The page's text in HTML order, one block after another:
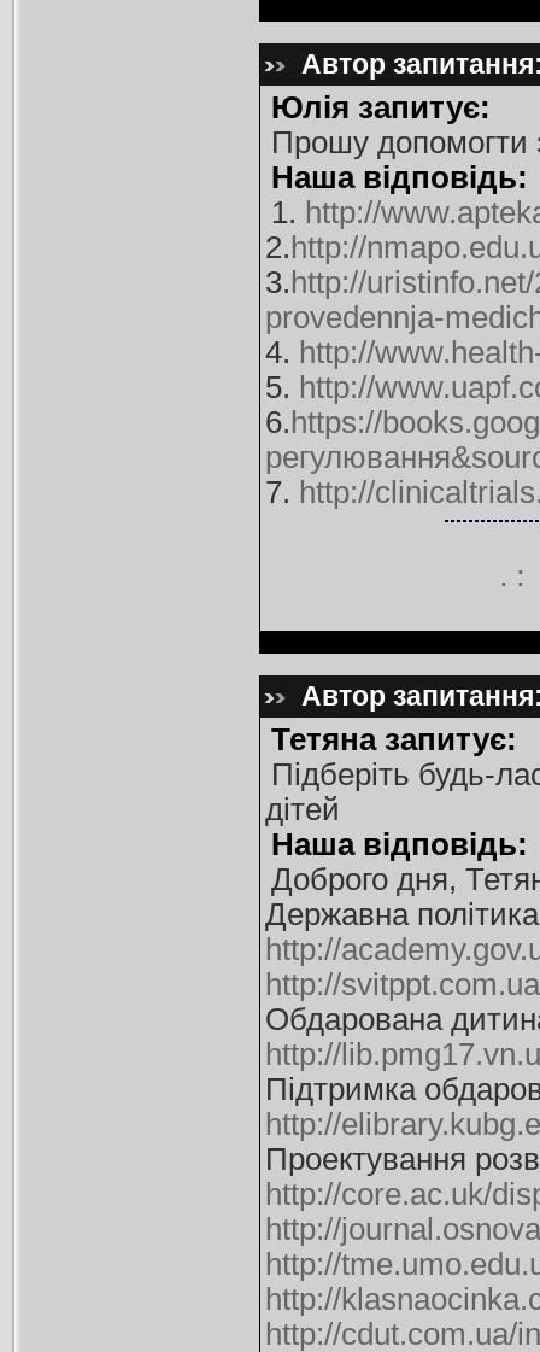
Автор
Юлія запитує:
Прошу допомогти
Наша відповідь:
1. http://
2. http://
3. http://
provedennja-
4. http://
5. http://
6. https://
7. http://
Автор
Тетяна запитує:
Підберіть будь-
дітей
Наша відповідь:
Доброго дня,
Державна
http://
http://
Обдарована
http://
Підтримка
http://
Проектування
http://core.ac.uk/
http://
http://
http://
http://cdut.com.ua/